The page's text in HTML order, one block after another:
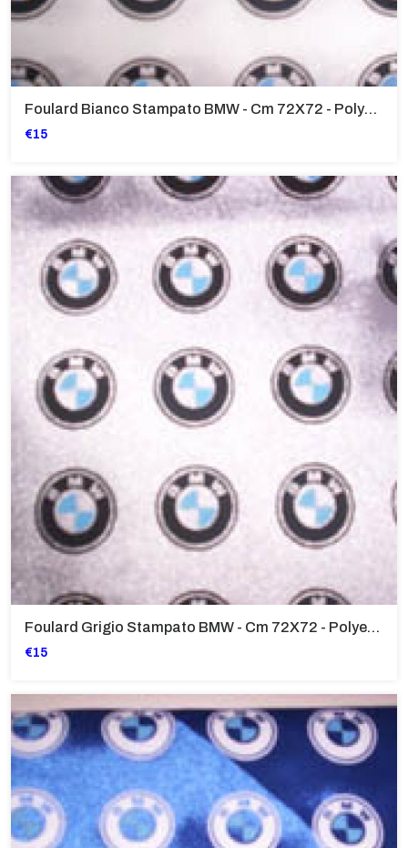
Foulard Bianco Stampato BMW - Cm 72X72 - Polyestr
€15
Foulard Grigio Stampato BMW - Cm 72X72 - Polyestr
€15